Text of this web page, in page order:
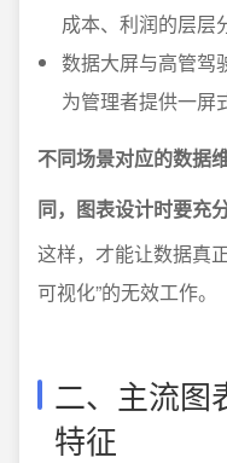
成本、利润的层层
数据大屏与高管驾
为管理者提供一屏
不同场景对应的数据
同，图表设计时要充
这样，才能让数据真
可视化”的无效工作。
二、主流图
特征